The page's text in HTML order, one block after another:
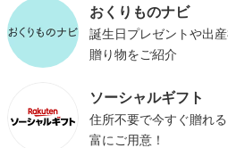
おくりものナビ
誕生日プレゼントや出
贈り物をご紹介
ソーシャルギフト
住所不要で今すぐ贈れ
富にご用意！